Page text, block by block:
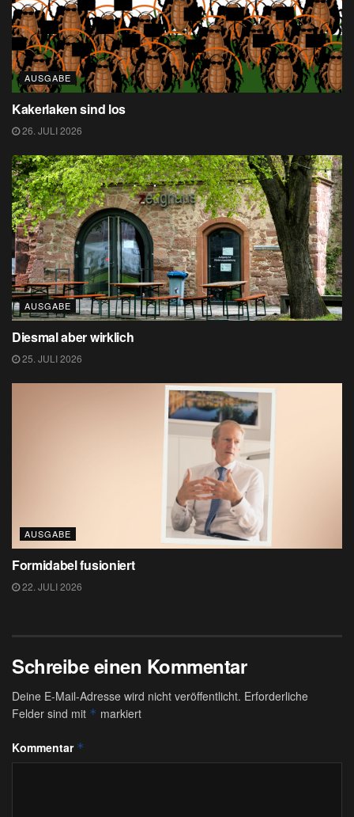
AUSGABE
Kakerlaken sind los
26. JULI 2026
AUSGABE
Diesmal aber wirklich
25. JULI 2026
AUSGABE
Formidabel fusioniert
22. JULI 2026
Schreibe einen Kommentar
Deine E-Mail-Adresse wird nicht veröffentlicht. Erforderliche
Felder sind mit * markiert
Kommentar *